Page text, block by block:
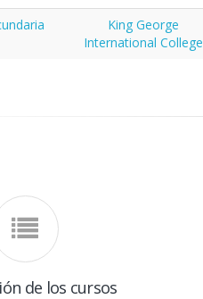
King George
International College
de los cursos